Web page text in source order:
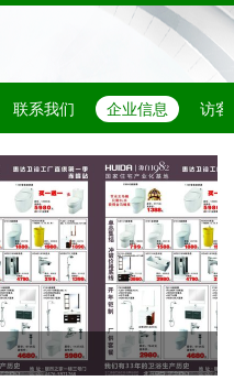
联系我们 企业信息 访客